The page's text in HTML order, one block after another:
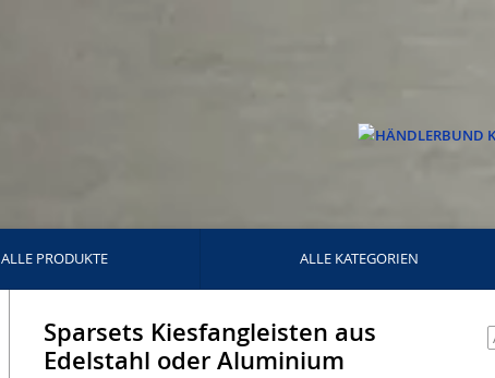
ALLE PRODUKTE ALLE KATEGORIEN
Sparsets Kiesfangleisten aus
Edelstahl oder Aluminium